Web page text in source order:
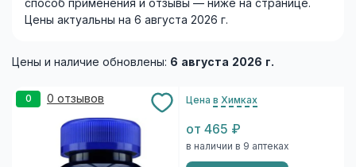
способ применения и отзывы — ниже на странице.
Цены актуальны на 6 августа 2026 г.
Цены и наличие обновлены: 6 августа 2026 г.
0 0 отзывов Цена в Химках
от 465 ₽
в наличии в 9 аптеках